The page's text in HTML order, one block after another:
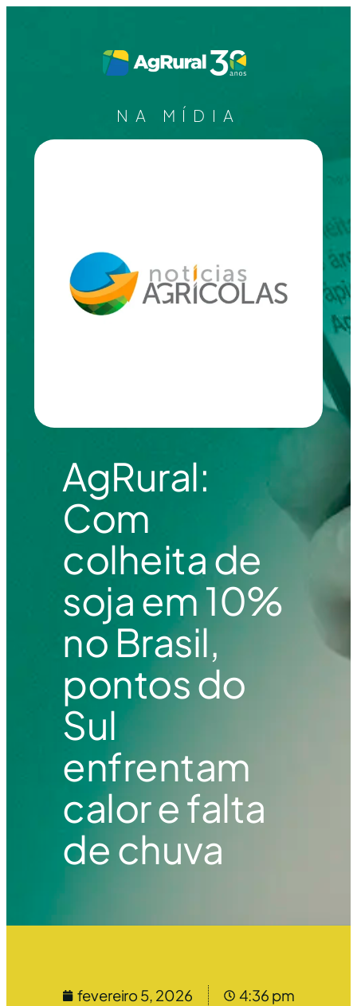
NA MÍDIA
AgRural:
Com
colheita de
soja em 10%
no Brasil,
pontos do
Sul
enfrentam
calor e falta
de chuva
fevereiro 5, 2026 4:36 pm